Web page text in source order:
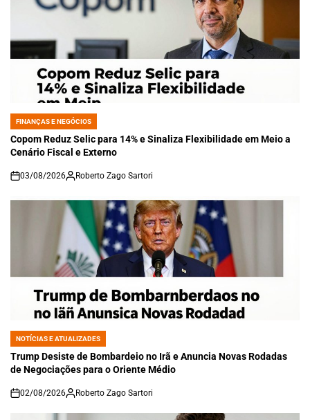
POSTED
IN
FINANÇAS E NEGÓCIOS
Copom Reduz Selic para 14% e Sinaliza Flexibilidade em Meio a
Cenário Fiscal e Externo
on
03/08/2026 Roberto Zago Sartori
POSTED
IN
NOTÍCIAS E ATUALIZADES
Trump Desiste de Bombardeio no Irã e Anuncia Novas Rodadas
de Negociações para o Oriente Médio
on
02/08/2026 Roberto Zago Sartori